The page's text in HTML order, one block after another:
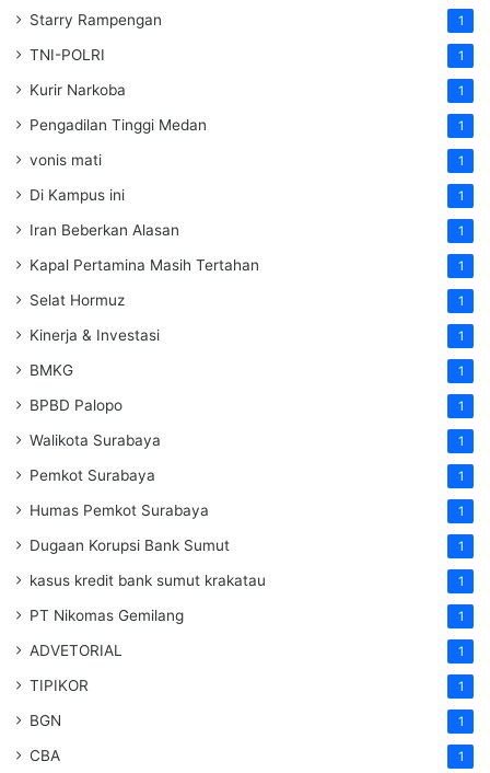
Starry Rampengan 1
TNI-POLRI 1
Kurir Narkoba 1
Pengadilan Tinggi Medan 1
vonis mati 1
Di Kampus ini 1
Iran Beberkan Alasan 1
Kapal Pertamina Masih Tertahan 1
Selat Hormuz 1
Kinerja & Investasi 1
BMKG 1
BPBD Palopo 1
Walikota Surabaya 1
Pemkot Surabaya 1
Humas Pemkot Surabaya 1
Dugaan Korupsi Bank Sumut 1
kasus kredit bank sumut krakatau 1
PT Nikomas Gemilang 1
ADVETORIAL 1
TIPIKOR 1
BGN 1
CBA 1